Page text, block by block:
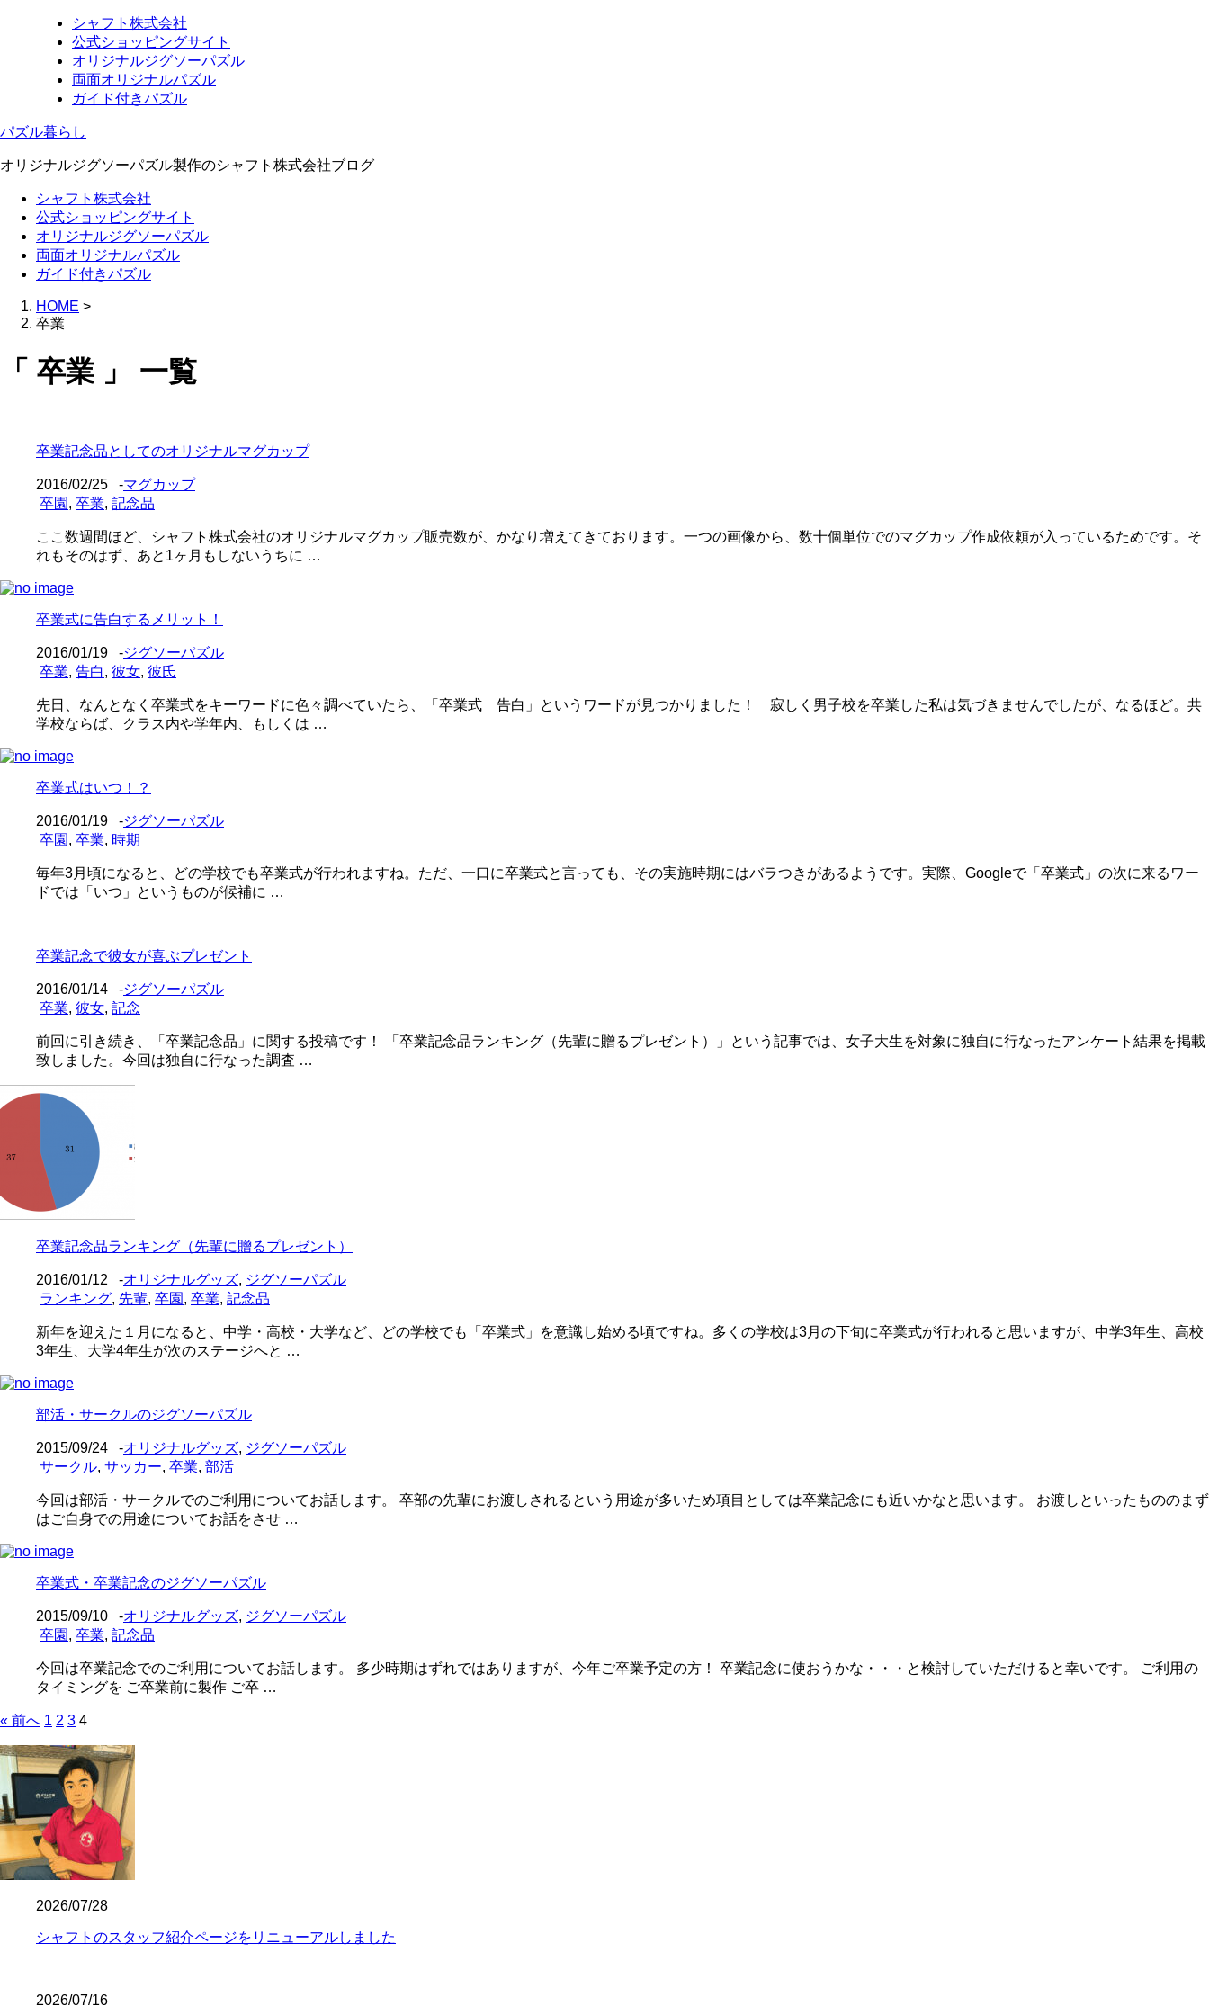
シャフト株式会社
公式ショッピングサイト
オリジナルジグソーパズル
両面オリジナルパズル
ガイド付きパズル
パズル暮らし
オリジナルジグソーパズル製作のシャフト株式会社ブログ
シャフト株式会社
公式ショッピングサイト
オリジナルジグソーパズル
両面オリジナルパズル
ガイド付きパズル
HOME >
卒業
「 卒業 」 一覧
卒業記念品としてのオリジナルマグカップ
2016/02/25 -マグカップ
卒園 , 卒業, 記念品
ここ数週間ほど、シャフト株式会社のオリジナルマグカップ販売数が、かなり増えてきております。一つの画像から、数十個単位でのマグカップ作成依頼が入っているためです。そ
れもそのはず、あと1ヶ月もしないうちに …
卒業式に告白するメリット！
2016/01/19 -ジグソーパズル
卒業, 告白, 彼女, 彼氏
先日、なんとなく卒業式をキーワードに色々調べていたら、「卒業式 告白」というワードが見つかりました！ 寂しく男子校を卒業した私は気づきませんでしたが、なるほど。共
学校ならば、クラス内や学年内、もしくは …
卒業式はいつ！？
2016/01/19 -ジグソーパズル
卒園 , 卒業, 時期
毎年3月頃になると、どの学校でも卒業式が行われますね。ただ、一口に卒業式と言っても、その実施時期にはバラつきがあるようです。実際、Googleで「卒業式」の次に来るワー
ドでは「いつ」というものが候補に …
卒業記念で彼女が喜ぶプレゼント
2016/01/14 -ジグソーパズル
卒業, 彼女, 記念
前回に引き続き、「卒業記念品」に関する投稿です！ 「卒業記念品ランキング（先輩に贈るプレゼント）」という記事では、女子大生を対象に独自に行なったアンケート結果を掲載
致しました。今回は独自に行なった調査 …
卒業記念品ランキング（先輩に贈るプレゼント）
2016/01/12 -オリジナルグッズ, ジグソーパズル
ランキング, 先輩, 卒園 , 卒業, 記念品
新年を迎えた１月になると、中学・高校・大学など、どの学校でも「卒業式」を意識し始める頃ですね。多くの学校は3月の下旬に卒業式が行われると思いますが、中学3年生、高校
3年生、大学4年生が次のステージへと …
部活・サークルのジグソーパズル
2015/09/24 -オリジナルグッズ, ジグソーパズル
サークル, サッカー, 卒業, 部活
今回は部活・サークルでのご利用についてお話します。 卒部の先輩にお渡しされるという用途が多いため項目としては卒業記念にも近いかなと思います。 お渡しといったもののまず
はご自身での用途についてお話をさせ …
卒業式・卒業記念のジグソーパズル
2015/09/10 -オリジナルグッズ, ジグソーパズル
卒園 , 卒業, 記念品
今回は卒業記念でのご利用についてお話します。 多少時期はずれではありますが、今年ご卒業予定の方！ 卒業記念に使おうかな・・・と検討していただけると幸いです。 ご利用の
タイミングを ご卒業前に製作 ご卒 …
« 前へ 1 2 3 4
2026/07/28
シャフトのスタッフ紹介ページをリニューアルしました
2026/07/16